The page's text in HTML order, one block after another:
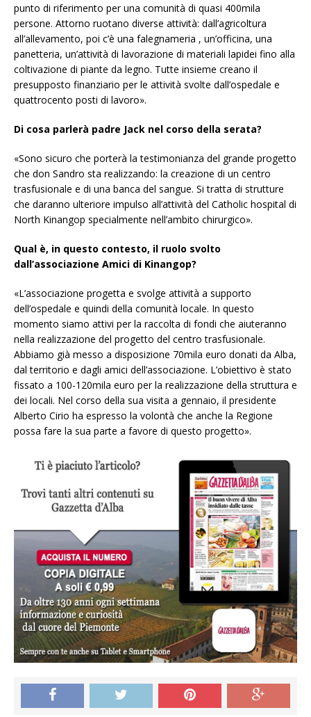
punto di riferimento per una comunità di quasi 400mila
persone. Attorno ruotano diverse attività: dall’agricoltura
all’allevamento, poi c’è una falegnameria , un’officina, una
panetteria, un’attività di lavorazione di materiali lapidei fino alla
coltivazione di piante da legno. Tutte insieme creano il
presupposto finanziario per le attività svolte dall’ospedale e
quattrocento posti di lavoro».
Di cosa parlerà padre Jack nel corso della serata?
«Sono sicuro che porterà la testimonianza del grande progetto
che don Sandro sta realizzando: la creazione di un centro
trasfusionale e di una banca del sangue. Si tratta di strutture
che daranno ulteriore impulso all’attività del Catholic hospital di
North Kinangop specialmente nell’ambito chirurgico».
Qual è, in questo contesto, il ruolo svolto
dall’associazione Amici di Kinangop?
«L’associazione progetta e svolge attività a supporto
dell’ospedale e quindi della comunità locale. In questo
momento siamo attivi per la raccolta di fondi che aiuteranno
nella realizzazione del progetto del centro trasfusionale.
Abbiamo già messo a disposizione 70mila euro donati da Alba,
dal territorio e dagli amici dell’associazione. L’obiettivo è stato
fissato a 100-120mila euro per la realizzazione della struttura e
dei locali. Nel corso della sua visita a gennaio, il presidente
Alberto Cirio ha espresso la volontà che anche la Regione
possa fare la sua parte a favore di questo progetto».